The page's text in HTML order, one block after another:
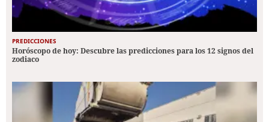
PREDICCIONES
Horóscopo de hoy: Descubre las predicciones para los 12 signos del
zodiaco